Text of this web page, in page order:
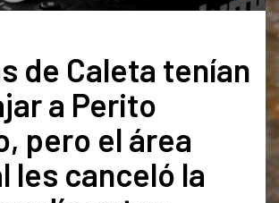
de Caleta tenían
a Perito
pero el área
les canceló la